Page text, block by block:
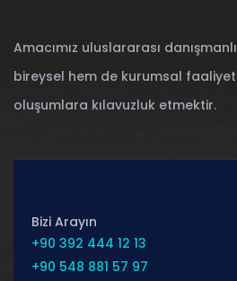
Amacımız uluslararası
bireysel hem de kurumsal
oluşumlara kılavuzluk etmektir.
Bizi Arayın
+90 392 444 12 13
+90 548 881 57 97